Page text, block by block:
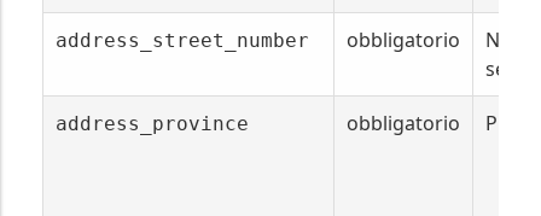
address_street_number obbligatorio
sede
address_province obbligatorio